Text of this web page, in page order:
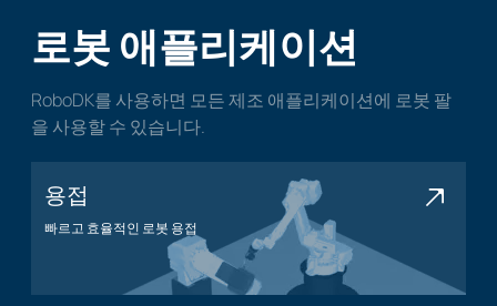
로봇 애플리케이션
RoboDK를 사용하면 모든 제조 애플리케이션에 로봇 팔
을 사용할 수 있습니다.
용접
빠르고 효율적인 로봇 용접
용접 애플리케이션